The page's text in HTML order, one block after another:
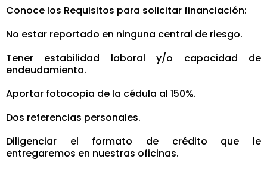
Conoce los Requisitos para solicitar financiación:
No estar reportado en ninguna central de riesgo.
Tener estabilidad laboral y/o capacidad de
endeudamiento.
Aportar fotocopia de la cédula al 150%.
Dos referencias personales.
Diligenciar el formato de crédito que le
entregaremos en nuestras oficinas.